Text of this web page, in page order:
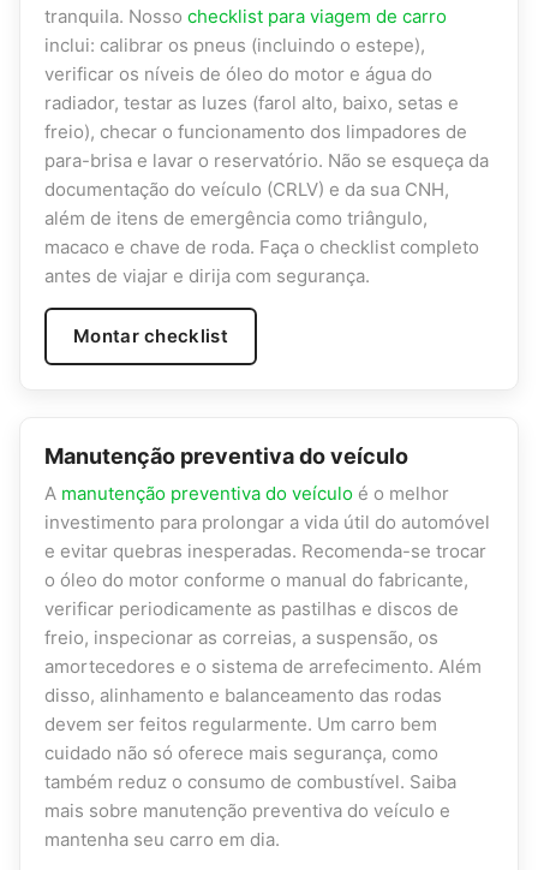
tranquila. Nosso checklist para viagem de carro
inclui: calibrar os pneus (incluindo o estepe),
verificar os níveis de óleo do motor e água do
radiador, testar as luzes (farol alto, baixo, setas e
freio), checar o funcionamento dos limpadores de
para-brisa e lavar o reservatório. Não se esqueça da
documentação do veículo (CRLV) e da sua CNH,
além de itens de emergência como triângulo,
macaco e chave de roda. Faça o checklist completo
antes de viajar e dirija com segurança.
Montar checklist
Manutenção preventiva do veículo
A manutenção preventiva do veículo é o melhor
investimento para prolongar a vida útil do automóvel
e evitar quebras inesperadas. Recomenda-se trocar
o óleo do motor conforme o manual do fabricante,
verificar periodicamente as pastilhas e discos de
freio, inspecionar as correias, a suspensão, os
amortecedores e o sistema de arrefecimento. Além
disso, alinhamento e balanceamento das rodas
devem ser feitos regularmente. Um carro bem
cuidado não só oferece mais segurança, como
também reduz o consumo de combustível. Saiba
mais sobre manutenção preventiva do veículo e
mantenha seu carro em dia.